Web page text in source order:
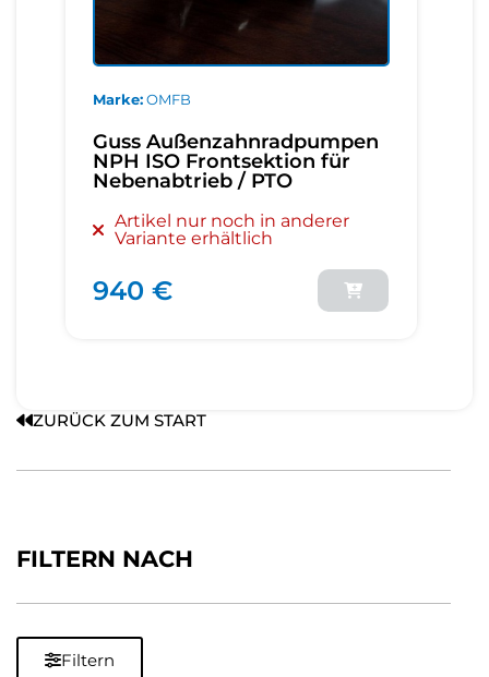
ZURÜCK ZUM START
FILTERN NACH
Filtern
Marke OMFB
Guss Außenzahnradpumpen
NPH ISO Frontsektion für
Nebenabtrieb / PTO
Artikel nur noch in anderer
Variante erhältlich
940 €